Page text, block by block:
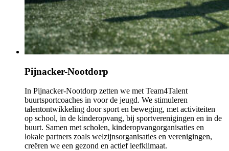
Pijnacker-Nootdorp
In Pijnacker-Nootdorp zetten we met Team4Talent
buurtsportcoaches in voor de jeugd. We stimuleren
talentontwikkeling door sport en beweging, met activiteiten
op school, in de kinderopvang, bij sportverenigingen en in de
buurt. Samen met scholen, kinderopvangorganisaties en
lokale partners zoals welzijnsorganisaties en verenigingen,
creëren we een gezond en actief leefklimaat.